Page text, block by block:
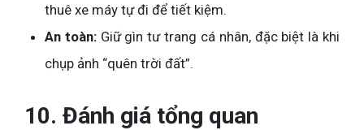
thuê xe máy tự đi để tiết kiệm.
An toàn:Giữ gìn tư trang cá nhân, đặc biệt là khi
chụp ảnh “quên trời đất”.
10. Đánh giá tổng quan